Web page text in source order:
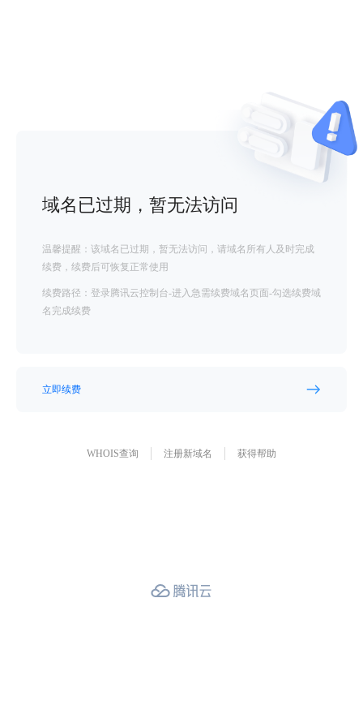
域名已过期，暂无法访问
温馨提醒：该域名已过期，暂无法访问，请域名所有人及时完成
续费，续费后可恢复正常使用
续费路径：登录腾讯云控制台-进入急需续费域名页面-勾选续费域
名完成续费
立即续费
WHOIS查询 注册新域名 获得帮助